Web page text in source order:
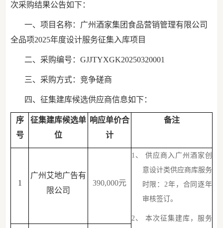
次采购结果公告如下：
一、 项目名称：广州酒家集团食品营销管理有限公司
全品项2025年度设计服务征集入库项目
二、 采购编号： GJJTYXGK20250320001
三、 采购方式： 竞争磋商
四、征集建库候选供应商信息如下：
序
号
征集建库候选单
位
响应单价合
计
备注
1
广州艾地广告有
限公司
390,000元
1、供应商入广州酒家创
意设计类供应商库服务
时限：2年，合同逐年
审核签订。
2、本次征集建库，服务